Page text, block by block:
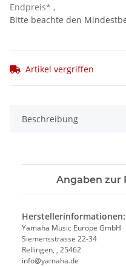
Endpreis* ,
Bitte beachte den
Artikel vergriffen
Beschreibung
Angaben zur
Herstellerinformationen:
Yamaha Music Europe GmbH
Siemensstrasse 22-34
Rellingen, , 25462
info@yamaha.de